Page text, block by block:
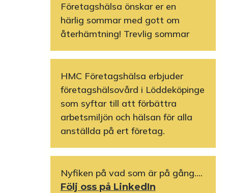
Företagshälsa önskar er en
härlig sommar med gott om
återhämtning! Trevlig sommar
HMC Företagshälsa erbjuder
företagshälsovård i Löddeköpinge
som syftar till att förbättra
arbetsmiljön och hälsan för alla
anställda på ert företag.
Nyfiken på vad som är på gång....
Följ oss på LinkedIn